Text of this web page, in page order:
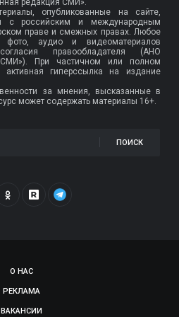
опубликованные на сайте,
с российским и международным
праве и смежных правах. Любое
фото, аудио и видеоматериалов
правообладателя (АНО
При частичном или полном
активная гиперссылка на издание
за мнения, высказанные в
может содержать материалы 16+.
ПОИСК
О НАС
РЕКЛАМА
ВАКАНСИИ